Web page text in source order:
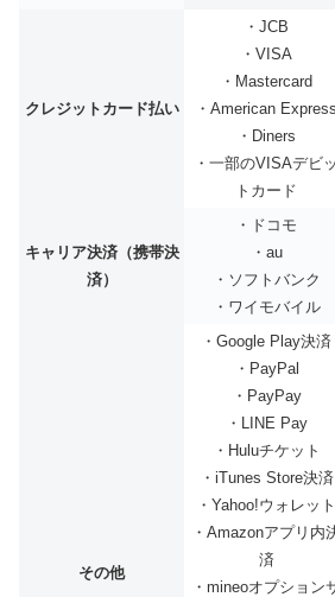
クレジットカード払い
・JCB
・VISA
・Mastercard
・American Express
・Diners
・一部のVISAデビッ
トカード
キャリア決済（携帯決
済）
・ドコモ
・au
・ソフトバンク
・ワイモバイル
その他
・Google Play決済
・PayPal
・PayPay
・LINE Pay
・Huluチケット
・iTunes Store決済
・Yahoo!ウォレット
・Amazonアプリ内
済
・mineoオプション